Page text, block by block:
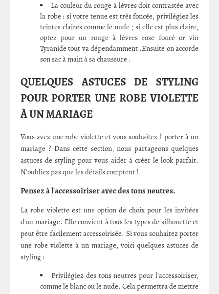
La couleur du rouge à lèvres doit contrastée avec
la robe : si votre tenue est très foncée, privilégiez les
teintes claires comme le nude ; si elle est plus claire,
optez pour un rouge à lèvres rose foncé or vin
Tyranide tout va dépendamment .Ensuite on accorde
son sac à main à sa chaussure .
QUELQUES ASTUCES DE STYLING
POUR PORTER UNE ROBE VIOLETTE
À UN MARIAGE
Vous avez une robe violette et vous souhaitez l' porter à un
mariage ? Dans cette section, nous partageons quelques
astuces de styling pour vous aider à créer le look parfait.
N'oubliez pas que les détails comptent !
Pensez à l'accessoiriser avec des tons neutres.
La robe violette est une option de choix pour les invitées
d'un mariage. Elle convient à tous les types de silhouette et
peut être facilement accessoirisée. Si vous souhaitez porter
une robe violette à un mariage, voici quelques astuces de
styling :
Privilégiez des tons neutres pour l'accessoiriser,
comme le blanc ou le nude. Cela permettra de mettre